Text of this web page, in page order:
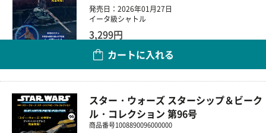
発売日：2026年01月27日
イータ級シャトル
3,299円
カートに入れる
スター・ウォーズ スターシップ＆ビーク
ル・コレクション 第96号
商品番号1008890096000000